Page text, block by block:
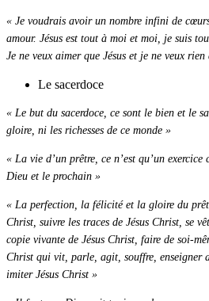
« Je voudrais avoir un nombre infini de
amour. Jésus est tout à moi et moi, je suis
Je ne veux aimer que Jésus et je ne veux rien
Le sacerdoce
« Le but du sacerdoce, ce sont le bien et le
gloire, ni les richesses de ce monde »
« La vie d’un prêtre, ce n’est qu’un
Dieu et le prochain »
« La perfection, la félicité et la gloire du
Christ, suivre les traces de Jésus Christ, se
copie vivante de Jésus Christ, faire de soi-
Christ qui vit, parle, agit, souffre, enseigner
imiter Jésus Christ »